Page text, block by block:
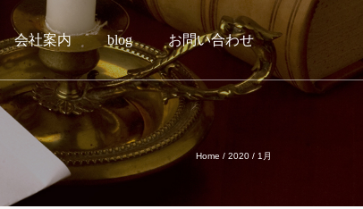
会社案内 blog お問い合わせ
Home / 2020 / 1月